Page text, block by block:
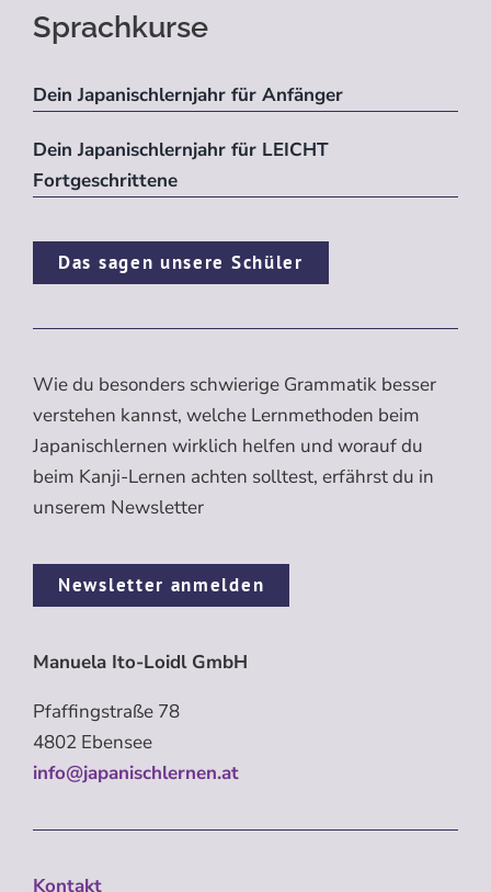
Sprachkurse
Dein Japanischlernjahr für Anfänger
Dein Japanischlernjahr für LEICHT
Fortgeschrittene
Das sagen unsere Schüler
Wie du besonders schwierige Grammatik besser
verstehen kannst, welche Lernmethoden beim
Japanischlernen wirklich helfen und worauf du
beim Kanji-Lernen achten solltest, erfährst du in
unserem Newsletter
Newsletter anmelden
Manuela Ito-Loidl GmbH
Pfaffingstraße 78
4802 Ebensee
info@japanischlernen.at
Kontakt